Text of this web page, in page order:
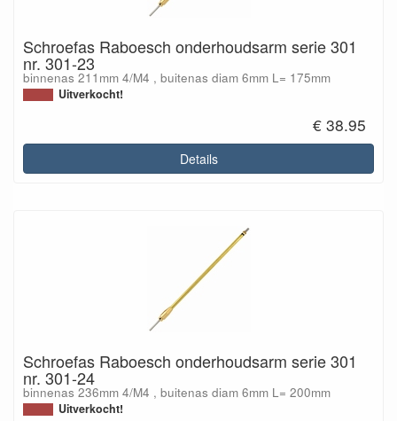
Schroefas Raboesch onderhoudsarm serie 301
nr. 301-23
binnenas 211mm 4/M4 , buitenas diam 6mm L= 175mm
Uitverkocht!
€ 38.95
Details
Schroefas Raboesch onderhoudsarm serie 301
nr. 301-24
binnenas 236mm 4/M4 , buitenas diam 6mm L= 200mm
Uitverkocht!